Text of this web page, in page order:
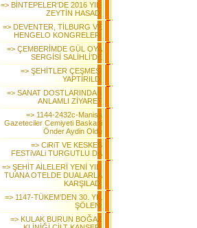
=> BİNTEPELER’DE 2016 YILI
ZEYTİN HASADI
=> DEVENTER, TİLBURG VE
HENGELO KONGRELERİ
=> ÇEMBERİMDE GÜL OYA
SERGİSİ SALİHLİ’DE
=> ŞEHİTLER ÇEŞMESİ
YAPTIRILDI
=> SANAT DOSTLARINDAN
ANLAMLI ZİYARET
=> 1144-2432c-Manisa
Gazeteciler Cemiyeti Baskani
Önder Aydin Oldu
=> CiRiT VE KESKES
FESTiVALi TURGUTLU DA
=> ŞEHİT AİLELERİ YENİ YILI
TUANA OTELDE DUALARLA
KARŞILADI
=> 1147-TÜKEM’DEN 30. YIL
ŞÖLENİ
=> KULAK BURUN BOĞAZ